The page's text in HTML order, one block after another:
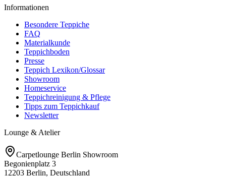
Informationen
Besondere Teppiche
FAQ
Materialkunde
Teppichboden
Presse
Teppich Lexikon/Glossar
Showroom
Homeservice
Teppichreinigung & Pflege
Tipps zum Teppichkauf
Newsletter
Lounge & Atelier
Carpetlounge Berlin Showroom
Begonienplatz 3
12203 Berlin, Deutschland